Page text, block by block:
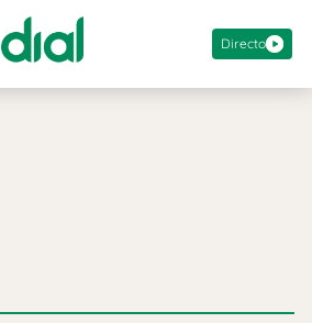
Directo